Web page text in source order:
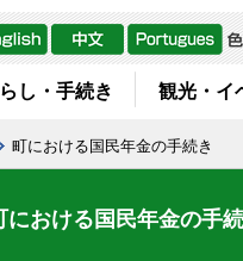
し・手続き 観光・イ
町における国民年金の手続き
における国民年金の手